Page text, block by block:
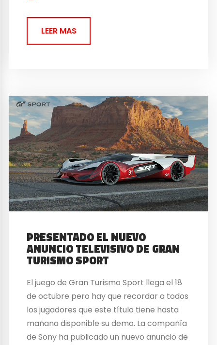
LEER MAS
PRESENTADO EL NUEVO
ANUNCIO TELEVISIVO DE GRAN
TURISMO SPORT
El juego de Gran Turismo Sport llega el 18
de octubre pero hay que recordar a todos
los jugadores que este título tiene hasta
mañana disponible su demo. La compañía
de Sony ha publicado un nuevo anuncio de